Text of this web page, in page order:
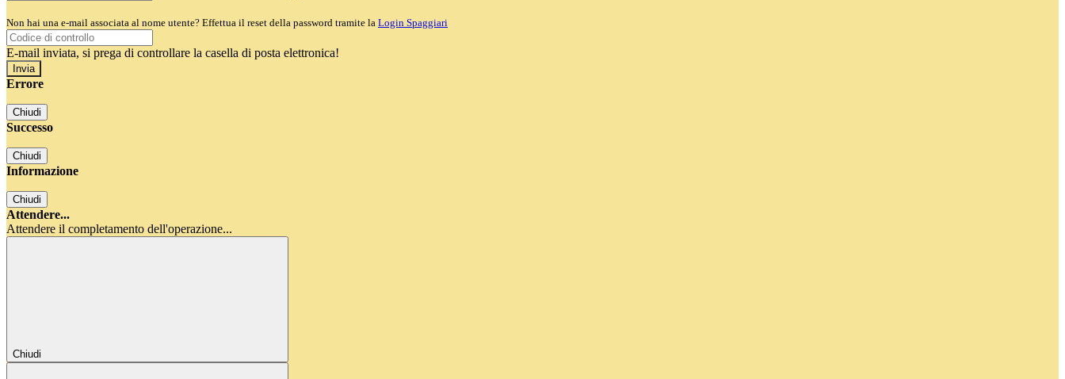
Non hai una e-mail associata al nome utente? Effettua il reset della password tramite la Login Spaggiari
E-mail inviata, si prega di controllare la casella di posta elettronica!
Errore
Chiudi
Successo
Chiudi
Informazione
Chiudi
Attendere...
Attendere il completamento dell'operazione...
Chiudi